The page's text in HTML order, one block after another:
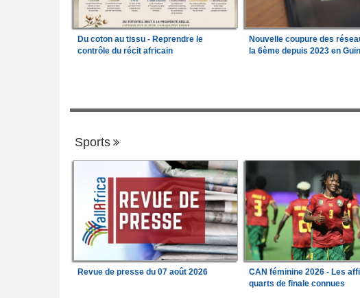
Du coton au tissu - Reprendre le
contrôle du récit africain
Nouvelle coupure des
la 6ème depuis 2023 en
Sports
Revue de presse du 07 août 2026
CAN féminine 2026 - Les
quarts de finale connues